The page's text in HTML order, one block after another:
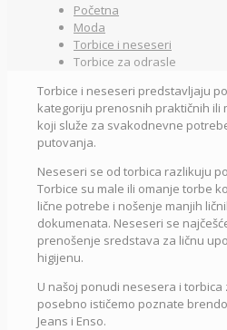
Početna
Moda
Torbice i neseseri
Torbice za odrasle
Torbice i neseseri predstavljaju
kategoriju prenosnih praktičnih ili
koji služe za svakodnevne
putovanja.
Neseseri se od torbica razlikuju
Torbice su male ili omanje torbe
lične potrebe i nošenje manjih
dokumenata. Neseseri se
prenošenje sredstava za ličnu
higijenu.
U našoj ponudi nesesera i torbica
posebno ističemo poznate
Jeans i Enso.